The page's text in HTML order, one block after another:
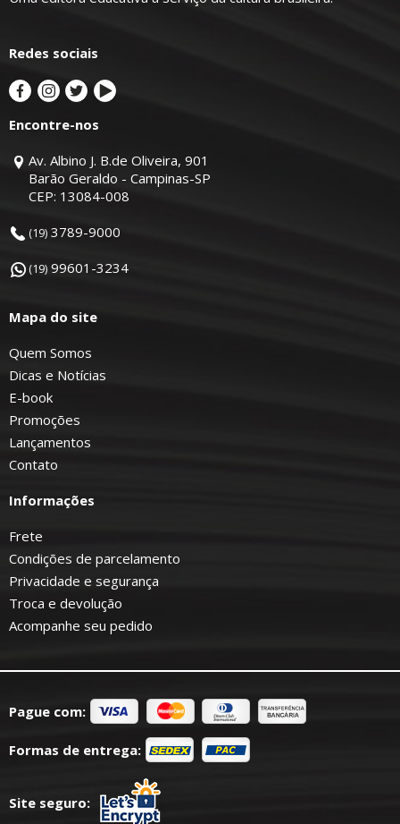
Redes sociais
Encontre-nos
Av. Albino J. B.de Oliveira, 901
Barão Geraldo - Campinas-SP
CEP: 13084-008
(19) 3789-9000
(19) 99601-3234
Mapa do site
Quem Somos
Dicas e Notícias
E-book
Promoções
Lançamentos
Contato
Informações
Frete
Condições de parcelamento
Privacidade e segurança
Troca e devolução
Acompanhe seu pedido
Pague com:
Formas de entrega:
Site seguro: